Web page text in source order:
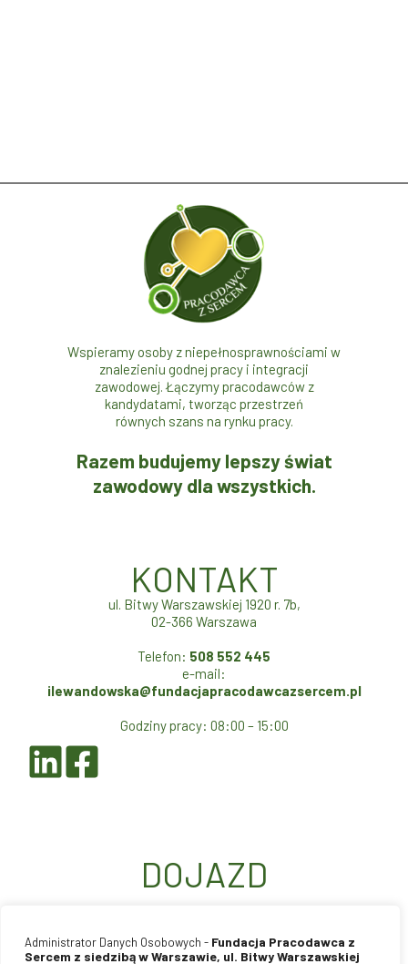
Administrator Danych Osobowych - Fundacja Pracodawca z
Sercem z siedzibą w Warszawie, ul. Bitwy Warszawskiej
Wspieramy osoby z niepełnosprawnościami w
znalezieniu godnej pracy i integracji
zawodowej. Łączymy pracodawców z
kandydatami, tworząc przestrzeń
równych szans na rynku pracy.
Razem budujemy lepszy świat
zawodowy dla wszystkich.
KONTAKT
ul. Bitwy Warszawskiej 1920 r. 7b,
02-366 Warszawa
Telefon: 508 552 445
e-mail:
ilewandowska@fundacjapracodawcazsercem.pl
Godziny pracy: 08:00 – 15:00
DOJAZD